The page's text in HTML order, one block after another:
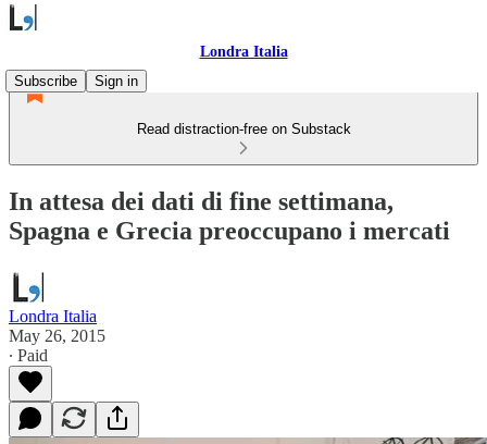
Londra Italia
Subscribe
Sign in
Read distraction-free on Substack
In attesa dei dati di fine settimana,
Spagna e Grecia preoccupano i mercati
Londra Italia
May 26, 2015
∙ Paid